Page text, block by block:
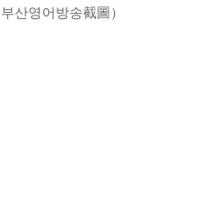
산영어방송截圖）